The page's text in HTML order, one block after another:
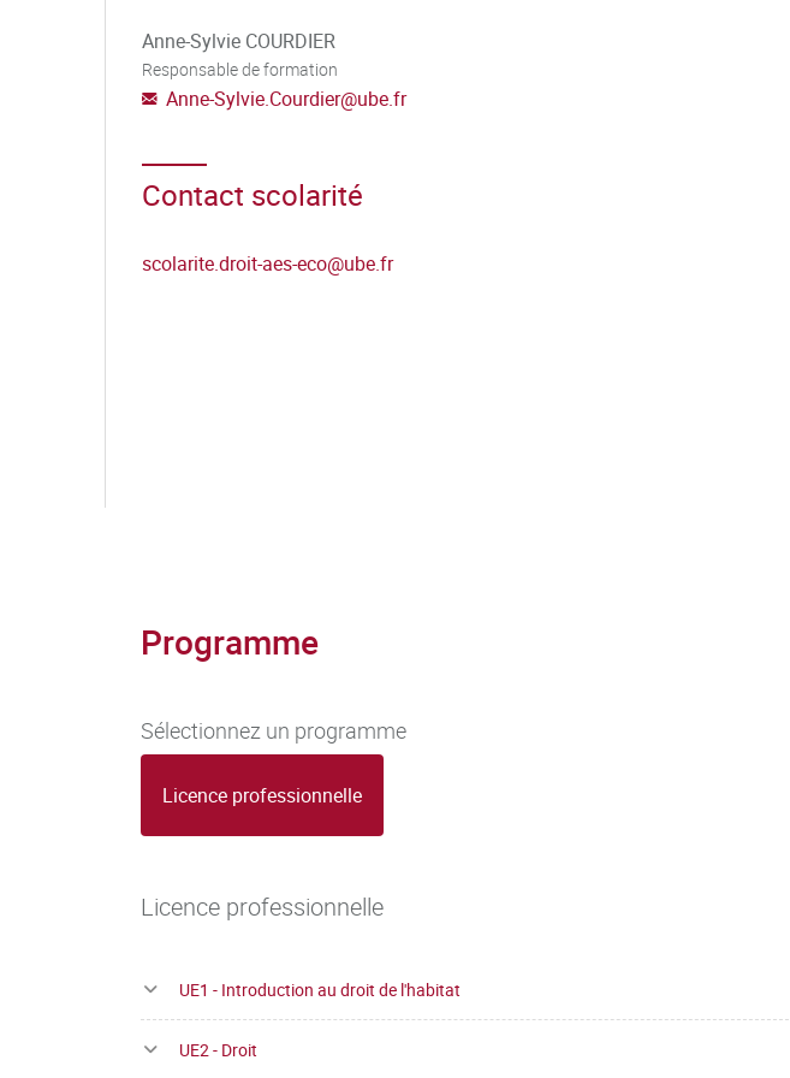
Anne-Sylvie COURDIER
Responsable de formation
Anne-Sylvie.Courdier@ube.fr
Contact scolarité
scolarite.droit-aes-eco@ube.fr
Programme
Sélectionnez un programme
Licence professionnelle
Licence professionnelle
UE1 - Introduction au droit de l'habitat
UE2 - Droit